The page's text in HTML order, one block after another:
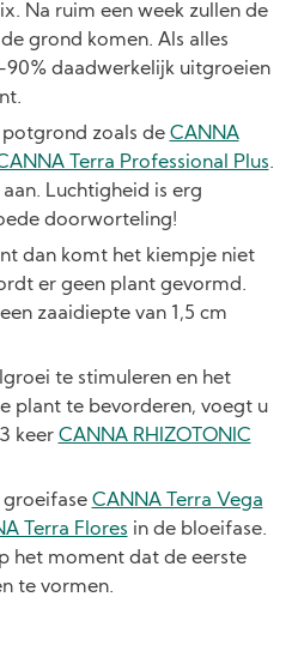
Na ruim een week zullen de
grond komen. Als alles
daadwerkelijk uitgroeien
zoals de CANNA
Terra Professional Plus.
Luchtigheid is erg
doorworteling!
dan komt het kiempje niet
er geen plant gevormd.
zaaidiepte van 1,5 cm
te stimuleren en het
plant te bevorderen, voegt u
keer CANNA RHIZOTONIC
groeifase CANNA Terra Vega
Terra Flores in de bloeifase.
het moment dat de eerste
te vormen.